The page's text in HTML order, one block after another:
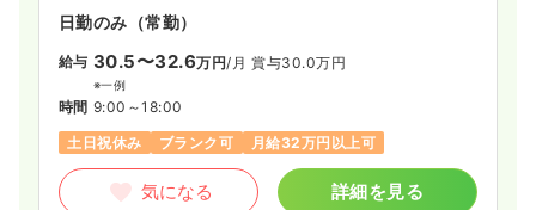
日勤のみ（常勤）
給与 30.5〜32.6万円/月 賞与30.0万円
※一例
時間 9:00～18:00
土日祝休み
ブランク可 月給32万円以上可
気になる 詳細を見る